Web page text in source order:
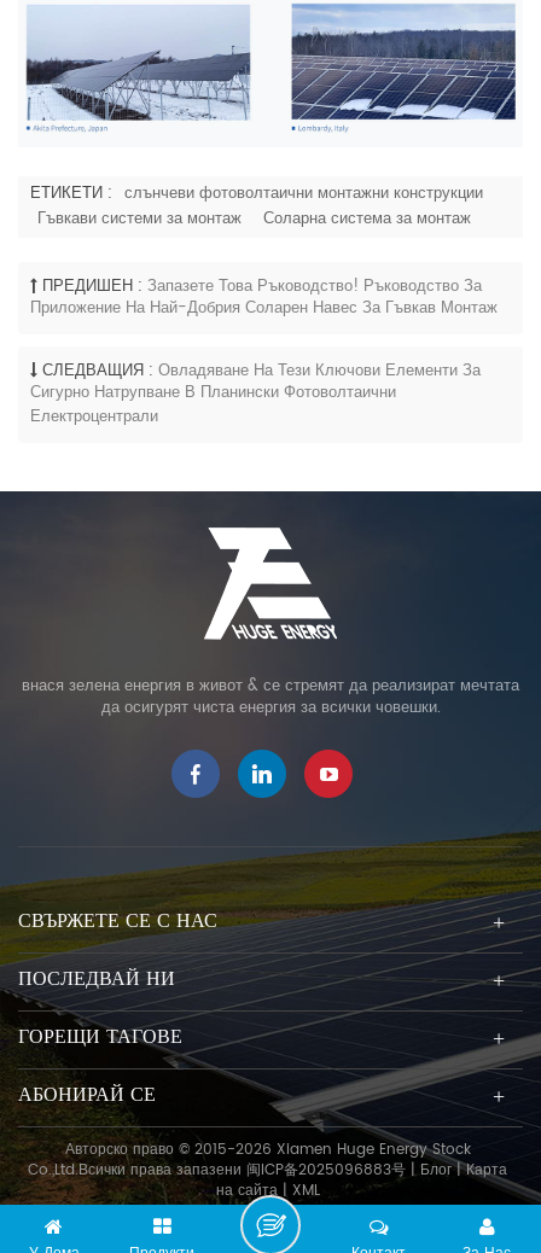
ЕТИКЕТИ : слънчеви фотоволтаични монтажни конструкции
Гъвкави системи за монтаж
Соларна система за монтаж
ПРЕДИШЕН : Запазете Това Ръководство! Ръководство За
Приложение На Най-Добрия Соларен Навес За Гъвкав Монтаж
СЛЕДВАЩИЯ : Овладяване На Тези Ключови Елементи За
Сигурно Натрупване В Планински Фотоволтаични
Електроцентрали
внася зелена енергия в живот & се стремят да реализират мечтата
да осигурят чиста енергия за всички човешки.
СВЪРЖЕТЕ СЕ С НАС
ПОСЛЕДВАЙ НИ
ГОРЕЩИ ТАГОВЕ
АБОНИРАЙ СЕ
Авторско право © 2015-2026 Xiamen Huge Energy Stock
Co.,Ltd.Всички права запазени 闽ICP备2025096883号 | Блог|Карта
на сайта| XML